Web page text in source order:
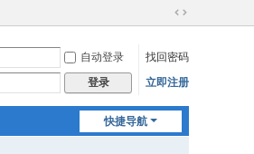
切
到
宽
自动登录
找回密码
登录 立即注册
快捷导航